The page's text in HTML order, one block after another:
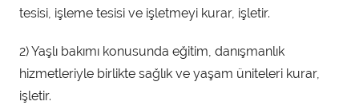
tesisi, işleme tesisi ve işletmeyi kurar, işletir.
2) Yaşlı bakımı konusunda eğitim, danışmanlık
hizmetleriyle birlikte sağlık ve yaşam üniteleri kurar,
işletir.